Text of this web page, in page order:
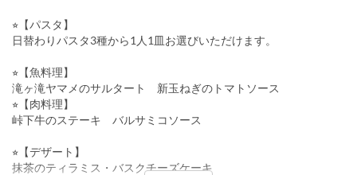
⭐︎【パスタ】
日替わりパスタ3種から1人1皿お選びいただけます。
⭐︎【魚料理】
滝ヶ滝ヤマメのサルタート 新玉ねぎのトマトソース
⭐︎【肉料理】
峠下牛のステーキ バルサミコソース
⭐︎【デザート】
抹茶のティラミス・バスクチーズケーキ